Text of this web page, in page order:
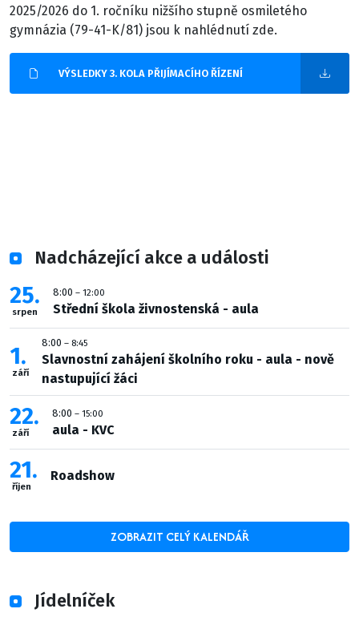
2025/2026 do 1. ročníku nižšího stupně osmiletého
gymnázia (79-41-K/81) jsou k nahlédnutí zde.
VÝSLEDKY 3. KOLA PŘIJÍMACÍHO ŘÍZENÍ
Nadcházející akce a události
25
srpen
8:00 – 12:00
Střední škola živnostenská - aula
1
září
8:00 – 8:45
Slavnostní zahájení školního roku - aula - nově
nastupující žáci
22
září
8:00 – 15:00
aula - KVC
21
říjen
Roadshow
ZOBRAZIT CELÝ KALENDÁŘ
Jídelníček